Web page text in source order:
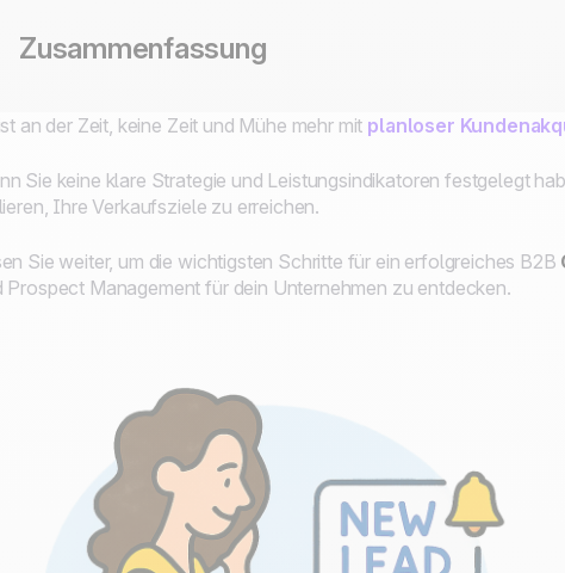
Zusammenfassung
an der Zeit, keine Zeit und Mühe mehr mit planloser
Sie keine klare Strategie und Leistungsindikatoren festgelegt
Ihre Verkaufsziele zu erreichen.
Sie weiter, um die wichtigsten Schritte für ein erfolgreiches B2B
Prospect Management für dein Unternehmen zu entdecken.